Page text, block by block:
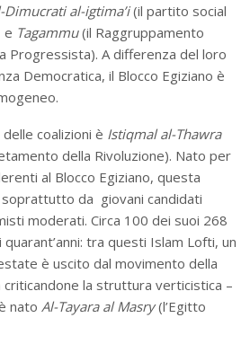
Dimucrati al-igtima’i(il partito social
e Tagammu(il Raggruppamento
Progressista). A differenza del loro
Democratica, il Blocco Egiziano è
coalizioni è Istiqmal al-Thawra
della Rivoluzione). Nato per
al Blocco Egiziano, questa
da giovani candidati
moderati. Circa 100 dei suoi 268
tra questi Islam Lofti, un
è uscito dal movimento della
criticandone la struttura verticistica –
nato Al-Tayara al Masry(l’Egitto